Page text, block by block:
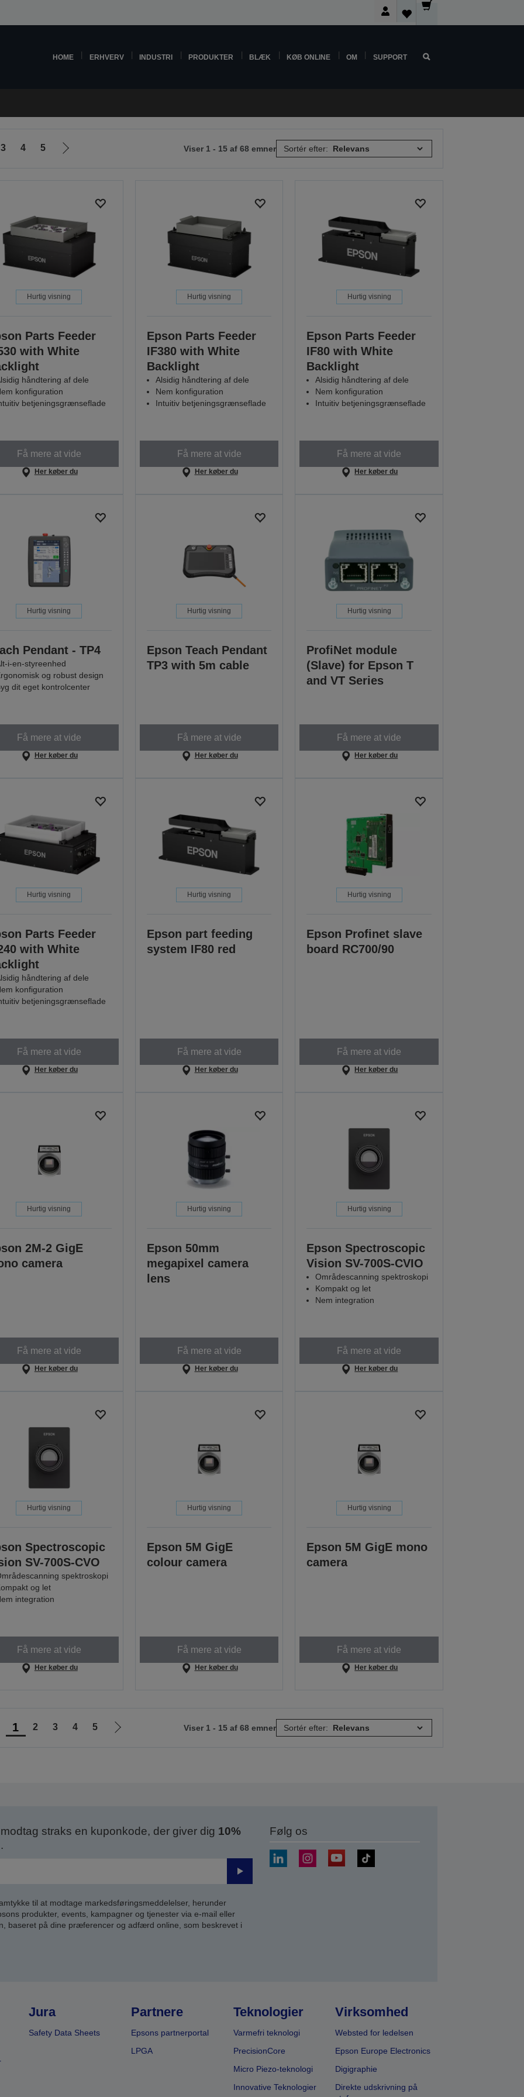
HOME ERHVERV INDUSTRI PRODUKTER BLÆK KØB ONLINE OM SUPPORT
3 4 5
Gå
Viser 1 - 15 af 68 emner Sortér efter:
Hurtig visning
Parts Feeder
with White
håndtering af dele
konfiguration
betjeningsgrænseflade
Få mere at vide
Her køber du
Hurtig visning
Epson Parts Feeder
IF380 with White
Backlight
Alsidig håndtering af dele
Nem konfiguration
Intuitiv betjeningsgrænseflade
Få mere at vide
Her køber du
Hurtig visning
Epson Parts Feeder
IF80 with White
Backlight
Alsidig håndtering af dele
Nem konfiguration
Intuitiv betjeningsgrænseflade
Få mere at vide
Her køber du
Hurtig visning
Pendant - TP4
i-en-styreenhed
og robust design
dit eget kontrolcenter
Få mere at vide
Her køber du
Hurtig visning
Epson Teach Pendant
TP3 with 5m cable
Få mere at vide
Her køber du
Hurtig visning
ProfiNet module
(Slave) for Epson T
and VT Series
Få mere at vide
Her køber du
Hurtig visning
Parts Feeder
with White
håndtering af dele
konfiguration
betjeningsgrænseflade
Få mere at vide
Her køber du
Hurtig visning
Epson part feeding
system IF80 red
Få mere at vide
Her køber du
Hurtig visning
Epson Profinet slave
board RC700/90
Få mere at vide
Her køber du
Hurtig visning
2M-2 GigE
camera
Få mere at vide
Her køber du
Hurtig visning
Epson 50mm
megapixel camera
lens
Få mere at vide
Her køber du
Hurtig visning
Epson Spectroscopic
Vision SV-700S-CVIO
Områdescanning spektroskopi
Kompakt og let
Nem integration
Få mere at vide
Her køber du
Hurtig visning
Spectroscopic
SV-700S-CVO
spektroskopi
og let
integration
Få mere at vide
Her køber du
Hurtig visning
Epson 5M GigE
colour camera
Få mere at vide
Her køber du
Hurtig visning
Epson 5M GigE mono
camera
Få mere at vide
Her køber du
1 2 3 4 5
Gå
Viser 1 - 15 af 68 emner Sortér efter:
straks en kuponkode, der giver dig 10%
Send
til at modtage markedsføringsmeddelelser, herunder
produkter, events, kampagner og tjenester via e-mail eller
baseret på dine præferencer og adfærd online, som beskrevet i
Følg os
Jura
Safety Data Sheets
Partnere
Epsons partnerportal
LPGA
Teknologier
Varmefri teknologi
PrecisionCore
Micro Piezo-teknologi
Innovative Teknologier
Virksomhed
Websted for ledelsen
Epson Europe Electronics
Digigraphie
Direkte udskrivning på